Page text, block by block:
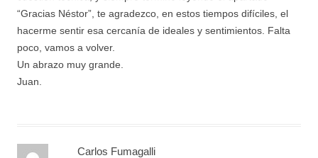
“Gracias Néstor”, te agradezco, en estos tiempos difíciles, el
hacerme sentir esa cercanía de ideales y sentimientos. Falta
poco, vamos a volver.
Un abrazo muy grande.
Juan.
Carlos Fumagalli